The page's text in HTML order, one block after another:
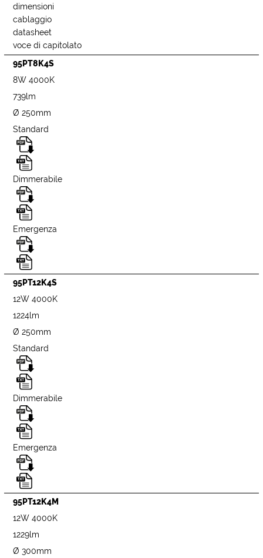
dimensioni
cablaggio
datasheet
voce di capitolato
95PT8K4S
8W 4000K
739lm
Ø 250mm
Standard
Dimmerabile
Emergenza
95PT12K4S
12W 4000K
1224lm
Ø 250mm
Standard
Dimmerabile
Emergenza
95PT12K4M
12W 4000K
1229lm
Ø 300mm